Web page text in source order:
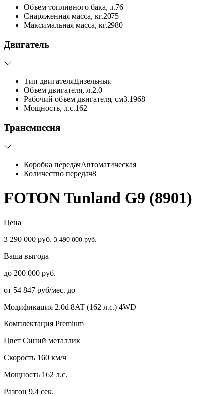
Объем топливного бака, л.76
Снаряженная масса, кг.2075
Максимальная масса, кг.2980
Двигатель
Тип двигателяДизельный
Объем двигателя, л.2.0
Рабочий объем двигателя, см3.1968
Мощность, л.с.162
Трансмиссия
Коробка передачАвтоматическая
Количество передач8
FOTON Tunland G9 (8901)
Цена
3 290 000 руб. 3 490 000 руб.
Ваша выгода
до 200 000 руб.
от 54 847 руб/мес. до
Модификация 2.0d 8AT (162 л.с.) 4WD
Комплектация Premium
Цвет Синий металлик
Скорость 160 км/ч
Мощность 162 л.с.
Разгон 9.4 сек.